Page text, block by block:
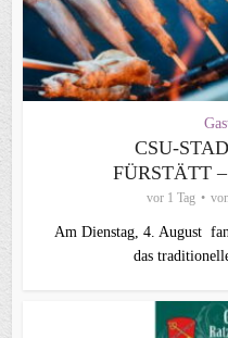
CSU-
FÜRSTÄTT
vor 1 Tag von
Am Dienstag, 4. August
das